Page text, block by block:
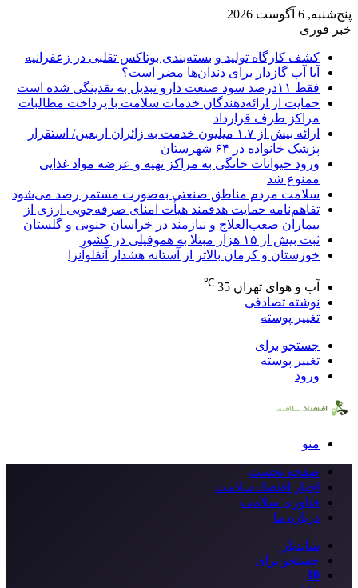
پنج‌شنبه, 6 آگوست 2026
خبر فوری
کشف کارگاه تولید و بسته‌بندی بوتاکس تقلبی در زعفرانیه
آیا آب گازدار برای دندان‌ها مضر است؟
فقط ۱۱‌درصد سود صنعت دارو تبدیل به نقدینگی شده است
حمایت از ارائه‌دهندگان خدمات سلامت با پرداخت مطالبات
مراکز طرف قرارداد
ارائه بیش از ۱.۷ میلیون خدمت به زائران اربعین/ استقرار
پزشک خانواده در ۶۴ شهرستان
ورود حیوانات خانگی به مراکز تهیه و عرضه مواد غذایی
ممنوع شد
سلامت مردم مناطق صنعتی به‌صورت مستمر رصد می‌شود
تفاهم‌نامه حمایت هدفمند هیأت امنای صرفه‌جویی ارزی از
بیماران صعب‌العلاج و نیازمند در خراسان جنوبی و گلستان
ثبت بیش از ۱۵ هزار مبتلا به هموفیلی در کشور
خوزستان و کرمان بالاتر از آستانه هشدار آنفلوآنزا
آب و هوای تهران 35
℃
نوشته تصادفی
تغییر پوسته
جستجو برای
تغییر پوسته
ورود
منو
صفحه نخست
اخبار اقتصاد سلامت
فناوری سلامت
درباره ما
سایدبار
جستجو برای
10